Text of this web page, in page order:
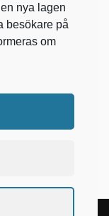
nya lagen
besökare på
om